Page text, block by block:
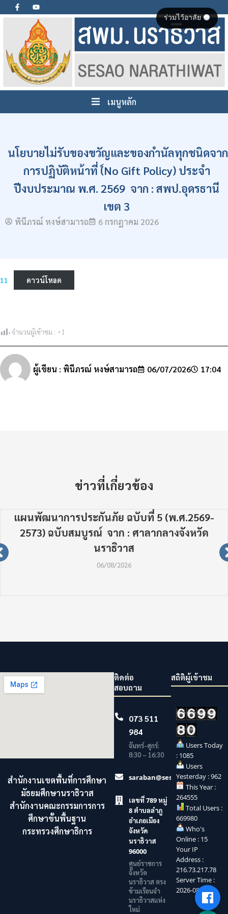
เมนูหลัก
นโยบายไม่รับของขวัญและของกำนัลทุกชนิดจาก
การปฏิบัติหน้าที่ (์No Gift Policy) ประจำ
ปีงบประมาณ พ.ศ. 2569 จาก : สพป.อุดรธานี
เขต 3
พินีภรณ์ หงษ์สามารถ 6 กรกฎาคม 2026
11 ดาวน์โหลด
จำนวนผู้เข้าชม : 1
ผู้เขียน : พินีภรณ์ หงษ์สามารถ 06/07/2026 17:04
ข่าวที่เกี่ยวข้อง
แผนพัฒนาการประกันภัย ฉบับที่ 5 (พ.ศ.2569-
2573) ฉบับสมบูรณ์ จาก : ศาลากลางจังหวัด
นราธิวาส
06/08/2026
สำนักงานเขตพื้นที่การศึกษา
มัธยมศึกษานราธิวาส
สำนักงานคณะกรรมการการ
ศึกษาขั้นพื้นฐาน
กระทรวงศึกษาธิการ
ติดต่อ
สอบถาม
073 511
984
จันทร์-ศุกร์:
8:30 – 16:30
saraban@sesaonara.go.th
เลขที่ 789 หมู่
8 ตำบลลำภู
อำเภอเมือง
จังหวัด
นราธิวาส
96000
ศูนย์ราชการ
จังหวัด
นราธิวาส ตรง
ข้ามเรือนจำ
นราธิวาสแห่ง
ใหม่
สถิติผู้เข้าชม
Users Today
: 1085
Users
Yesterday : 962
This Year :
264555
Total Users :
669980
Who's
Online : 15
Your IP
Address :
216.73.217.78
Server Time :
2026-08-06
ร่วมไว้อาลัย ⚫